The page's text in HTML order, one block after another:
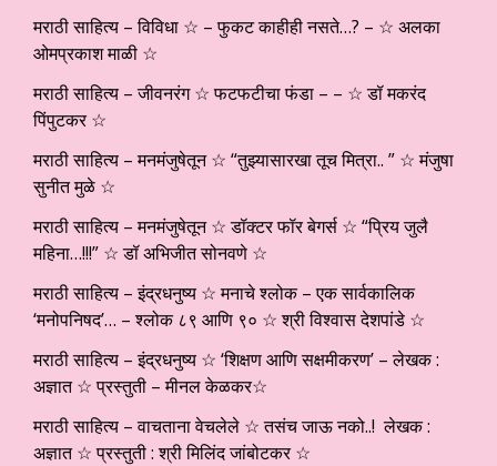
मराठी साहित्य – विविधा ☆ – फुकट काहीही नसते…? – ☆ अलका
ओमप्रकाश माळी ☆
मराठी साहित्य – जीवनरंग ☆ फटफटीचा फंडा – – ☆ डॉ मकरंद
पिंपुटकर ☆
मराठी साहित्य – मनमंजुषेतून ☆ “तुझ्यासारखा तूच मित्रा.. ” ☆ मंजुषा
सुनीत मुळे ☆
मराठी साहित्य – मनमंजुषेतून ☆ डॉक्टर फॉर बेगर्स ☆ “प्रिय जुलै
महिना…!!!” ☆ डॉ अभिजीत सोनवणे ☆
मराठी साहित्य – इंद्रधनुष्य ☆ मनाचे श्लोक – एक सार्वकालिक
‘मनोपनिषद’… – श्लोक ८९ आणि ९० ☆ श्री विश्वास देशपांडे ☆
मराठी साहित्य – इंद्रधनुष्य ☆ ‘शिक्षण आणि सक्षमीकरण’ – लेखक :
अज्ञात ☆ प्रस्तुती – मीनल केळकर☆
मराठी साहित्य – वाचताना वेचलेले ☆ तसंच जाऊ नको..! लेखक :
अज्ञात ☆ प्रस्तुती : श्री मिलिंद जांबोटकर ☆